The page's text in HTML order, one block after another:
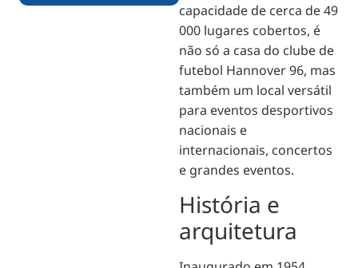
capacidade de cerca de 49
000 lugares cobertos, é
não só a casa do clube de
futebol Hannover 96, mas
também um local versátil
para eventos desportivos
nacionais e
internacionais, concertos
e grandes eventos.
História e
arquitetura